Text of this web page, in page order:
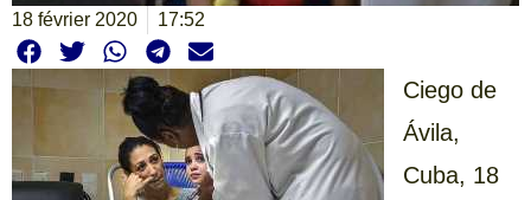
18 février 2020 17:52
Ciego de
Ávila,
Cuba, 18